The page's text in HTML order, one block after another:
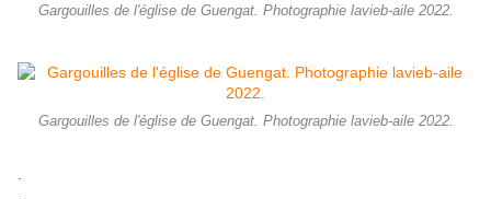
Gargouilles de l'église de Guengat. Photographie lavieb-aile 2022.
Gargouilles de l'église de Guengat. Photographie lavieb-aile 2022.